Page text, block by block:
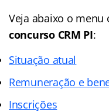
Veja abaixo o
concurso CRM PI:
Situação atual
Remuneração e
Inscrições